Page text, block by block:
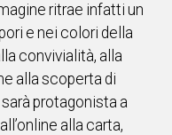
ritrae infatti un
e nei colori della
convivialità, alla
alla scoperta di
protagonista a
alla carta,